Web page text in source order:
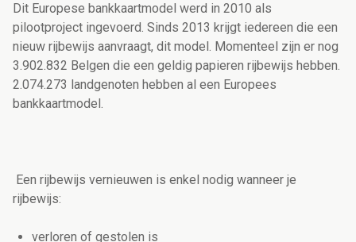
Dit Europese bankkaartmodel werd in 2010 als
pilootproject ingevoerd. Sinds 2013 krijgt iedereen die een
nieuw rijbewijs aanvraagt, dit model. Momenteel zijn er nog
3.902.832 Belgen die een geldig papieren rijbewijs hebben.
2.074.273 landgenoten hebben al een Europees
bankkaartmodel.
Een rijbewijs vernieuwen is enkel nodig wanneer je
rijbewijs:
verloren of gestolen is